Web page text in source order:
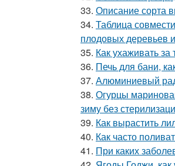
33. Описание сорта
34. Таблица
плодовых деревьев
35. Как ухаживать
36. Печь для бани,
37. Алюминиевый
38. Огурцы
зиму без
39. Как вырастить
40. Как часто
41. При каких